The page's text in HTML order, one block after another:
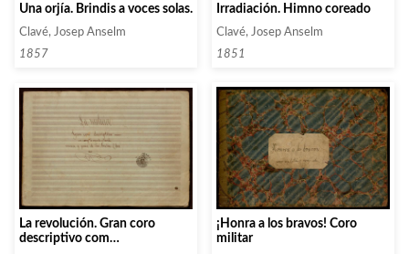
Una orjía. Brindis a voces solas.
Clavé, Josep Anselm
1857
Irradiación. Himno coreado
Clavé, Josep Anselm
1851
La revolución. Gran coro
descriptivo com
¡Honra a los bravos! Coro
militar